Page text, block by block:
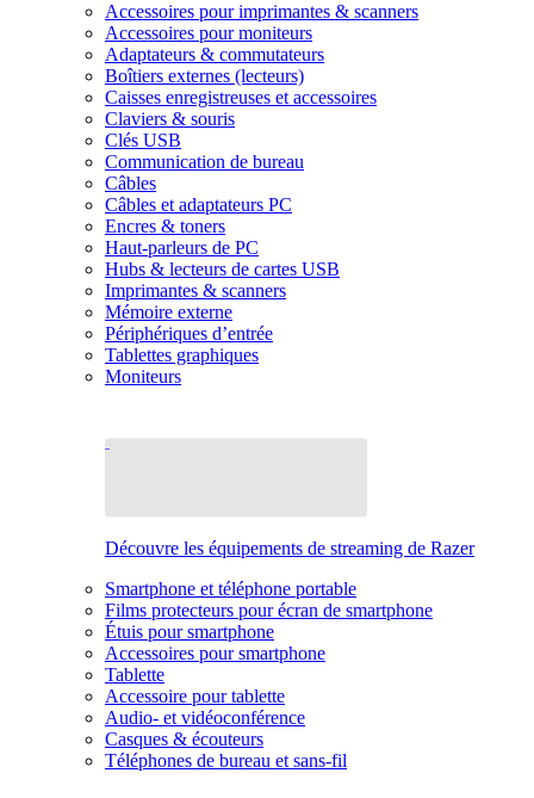
Accessoires pour imprimantes & scanners
Accessoires pour moniteurs
Adaptateurs & commutateurs
Boîtiers externes (lecteurs)
Caisses enregistreuses et accessoires
Claviers & souris
Clés USB
Communication de bureau
Câbles
Câbles et adaptateurs PC
Encres & toners
Haut-parleurs de PC
Hubs & lecteurs de cartes USB
Imprimantes & scanners
Mémoire externe
Périphériques d’entrée
Tablettes graphiques
Moniteurs
Découvre les équipements de streaming de Razer
Smartphone et téléphone portable
Films protecteurs pour écran de smartphone
Étuis pour smartphone
Accessoires pour smartphone
Tablette
Accessoire pour tablette
Audio- et vidéoconférence
Casques & écouteurs
Téléphones de bureau et sans-fil